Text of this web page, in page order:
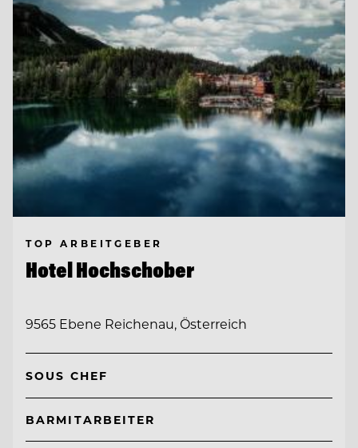
TOP ARBEITGEBER
Hotel Hochschober
9565 Ebene Reichenau, Österreich
SOUS CHEF
BARMITARBEITER